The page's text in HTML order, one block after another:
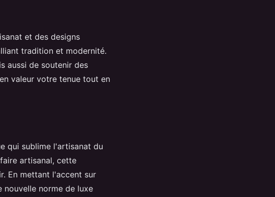
et des designs
tradition et modernité.
aussi de soutenir des
valeur votre tenue tout en
qui sublime l'artisanat du
artisanal, cette
En mettant l'accent sur
nouvelle norme de luxe